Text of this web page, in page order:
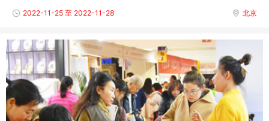
北京
2022-11-25 至 2022-11-28